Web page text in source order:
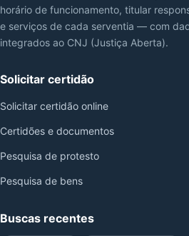
horário de funcionamento, titular
e serviços de cada serventia — com
integrados ao CNJ (Justiça Aberta).
Solicitar certidão
Solicitar certidão online
Certidões e documentos
Pesquisa de protesto
Pesquisa de bens
Buscas recentes